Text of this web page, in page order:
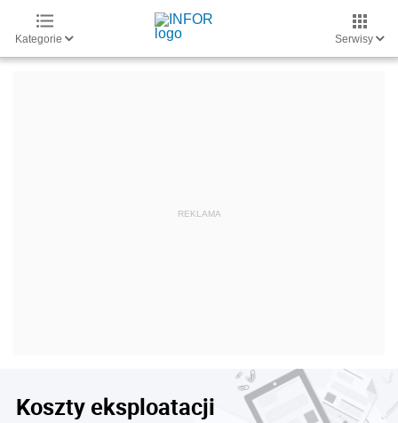
Kategorie Serwisy
Koszty eksploatacji